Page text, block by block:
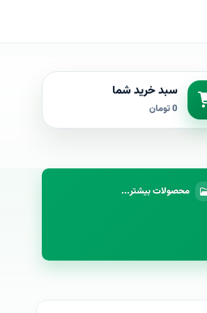
سبد خرید شما
0 تومان
محصولات بیشتر...